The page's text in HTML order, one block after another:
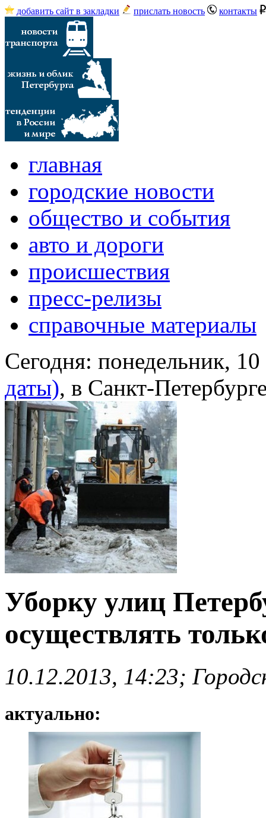
добавить сайт в закладки прислать новость контакты
главная
городские новости
общество и события
авто и дороги
происшествия
пресс-релизы
справочные материалы
Сегодня: понедельник,
даты), в Санкт-
Уборку улиц
осуществлять
10.12.2013, 14:23;
актуально: